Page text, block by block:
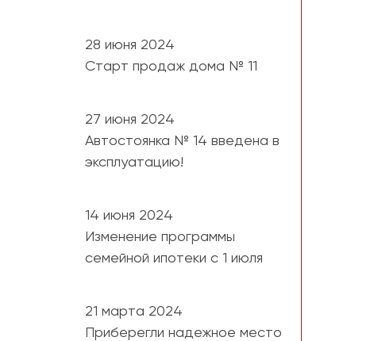
28 июня 2024
Старт продаж дома № 11
27 июня 2024
Автостоянка № 14 введена в
эксплуатацию!
14 июня 2024
Изменение программы
семейной ипотеки с 1 июля
21 марта 2024
Приберегли надежное место